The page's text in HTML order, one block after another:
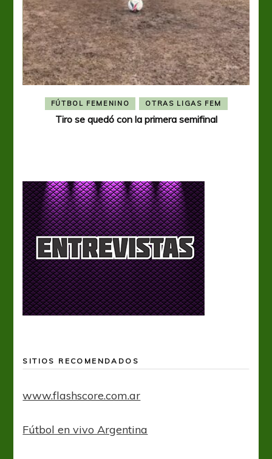
FÚTBOL FEMENINO OTRAS LIGAS FEM
Tiro se quedó con la primera semifinal
SITIOS RECOMENDADOS
www.flashscore.com.ar
Fútbol en vivo Argentina